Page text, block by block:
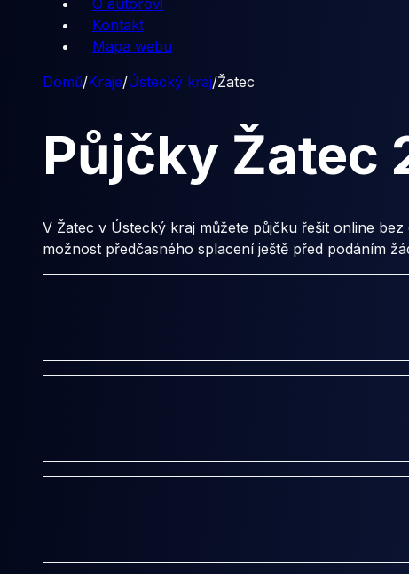
O autorovi
Kontakt
Mapa webu
Domů/Kraje/Ústecký kraj/Žatec
Půjčky Žatec
V Žatec v Ústecký kraj můžete půjčku řešit online
možnost předčasného splacení ještě před podáním